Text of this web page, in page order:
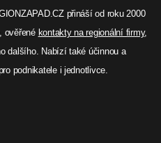
přináší od roku 2000
, ověřené kontakty na regionální firmy,
dalšího. Nabízí také účinnou a
podnikatele i jednotlivce.